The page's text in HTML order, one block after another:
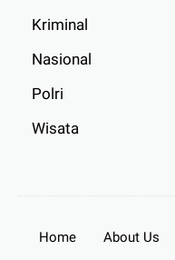
Kriminal
Nasional
Polri
Wisata
Home About Us